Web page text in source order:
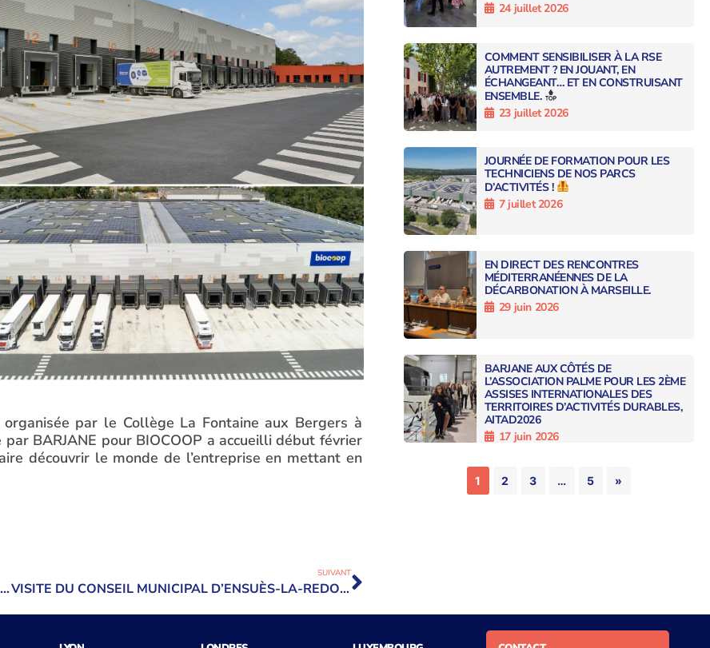
par le Collège La Fontaine aux Bergers à
BARJANE pour BIOCOOP a accueilli début février
découvrir le monde de l’entreprise en mettant en
RETOUR SUR LA CONFÉRENCE SITL BARJANEXCBRE : L’ARC ATLANTIQUE, LE NOUVEL EL DORADO LOGISTIQUE
SUIVANT
VISITE DU CONSEIL MUNICIPAL D’ENSUÈS-LA-REDONNE SUR LE SITE GEODIS – DC ACTION SUR LE PARC DES AIGUILLES
24 juillet 2026
COMMENT SENSIBILISER À LA RSE
AUTREMENT ? EN JOUANT, EN
ÉCHANGEANT… ET EN CONSTRUISANT
ENSEMBLE.
23 juillet 2026
JOURNÉE DE FORMATION POUR LES
TECHNICIENS DE NOS PARCS
D’ACTIVITÉS !
7 juillet 2026
EN DIRECT DES RENCONTRES
MÉDITERRANÉENNES DE LA
DÉCARBONATION À MARSEILLE.
29 juin 2026
BARJANE AUX CÔTÉS DE
L’ASSOCIATION PALME POUR LES 2ÈME
ASSISES INTERNATIONALES DES
TERRITOIRES D’ACTIVITÉS DURABLES,
AITAD2026
17 juin 2026
1 2 3 … 5 »